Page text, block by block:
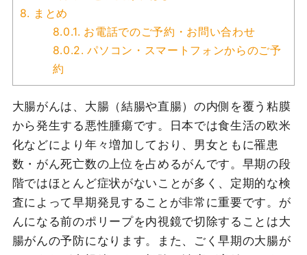
8. まとめ
8.0.1. お電話でのご予約・お問い合わせ
8.0.2. パソコン・スマートフォンからのご予
約
大腸がんは、大腸（結腸や直腸）の内側を覆う粘膜
から発生する悪性腫瘍です。日本では食生活の欧米
化などにより年々増加しており、男女ともに罹患
数・がん死亡数の上位を占めるがんです。早期の段
階ではほとんど症状がないことが多く、定期的な検
査によって早期発見することが非常に重要です。が
んになる前のポリープを内視鏡で切除することは大
腸がんの予防になります。また、ごく早期の大腸が